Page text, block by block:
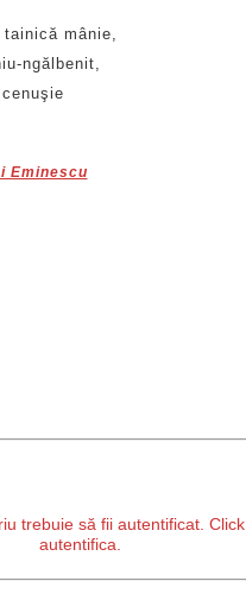
mânie,
ngălbenit,
Eminescu
trebuie să fii autentificat. Click
autentifica.